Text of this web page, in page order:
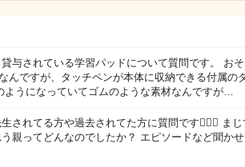
与されている学習パッドについて質問です。 おそ
んですが、タッチペンが本体に収納できる付属の
ようになっていてゴムのような素材なんですが…
されてる方や過去されてた方に質問です🙋🏻‍♀️ まじ
親ってどんなのでしたか？ エピソードなど聞か